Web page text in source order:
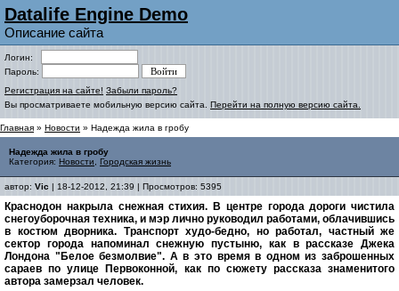
Datalife Engine Demo
Описание сайта
Логин:
Пароль:
Регистрация на сайте! Забыли пароль?
Вы просматриваете мобильную версию сайта. Перейти на полную версию сайта.
Главная » Новости » Надежда жила в гробу
Надежда жила в гробу
Категория: Новости Городская жизнь
автор: Vic | 18-12-2012, 21:39 | Просмотров: 5395
Краснодон накрыла снежная стихия. В центре города дороги чистила
снегоуборочная техника, и мэр лично руководил работами, облачившись
в костюм дворника. Транспорт худо-бедно, но работал, частный же
сектор города напоминал снежную пустыню, как в рассказе Джека
Лондона "Белое безмолвие". А в это время в одном из заброшенных
сараев по улице Первоконной, как по сюжету рассказа знаменитого
автора замерзал человек.